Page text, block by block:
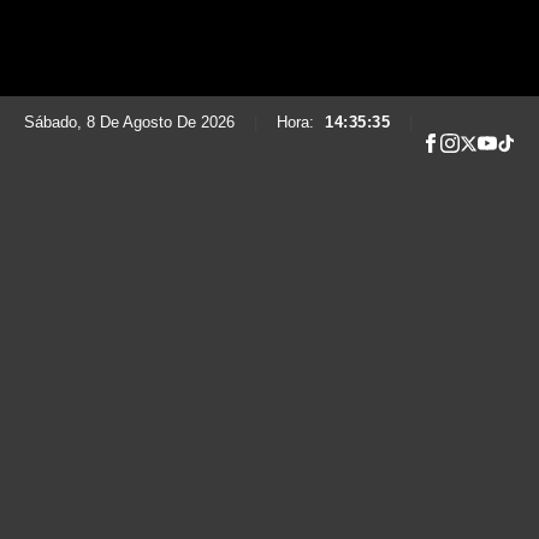
Sábado, 8 De Agosto De 2026 Hora: 14:35:36